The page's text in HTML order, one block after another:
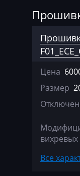
AebiSchmidt
Agrifac
Albach
Alfa Romeo
Arbos
Artec
Atlas
Цена
Размер
вихревых
Все